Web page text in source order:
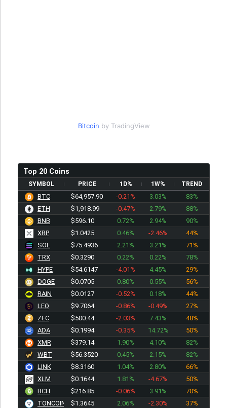
Bitcoin by TradingView
Top 20 Coins
SYMBOL PRICE 1D% 1W% TREND
BTC $64,957.90 -0.21% 3.03%
83%
ETH
$1,918.99 -0.47% 2.79%
88%
BNB
$596.10 0.72% 2.94%
90%
XRP
$1.0425 0.46% -2.46%
44%
SOL
$75.4936 2.21% 3.21%
71%
TRX
$0.3290 0.22% 0.22%
78%
HYPE
$54.6147 -4.01% 4.45%
29%
DOGE
$0.0705 0.80% 0.55%
56%
RAIN
$0.0127 -0.52% 0.18%
44%
LEO
$9.7064 -0.86% -0.49%
27%
ZEC
$500.44 -2.03% 7.43%
48%
ADA
$0.1994 -0.35% 14.72%
50%
XMR
$379.14 1.90% 4.10%
82%
WBT
$56.3520 0.45% 2.15%
82%
LINK
$8.3160 1.04% 2.80%
66%
XLM
$0.1644 1.81% -4.67%
50%
BCH
$216.85 -0.06% 3.91%
70%
TONCOIN
$1.3645 2.06% -2.30% 37%